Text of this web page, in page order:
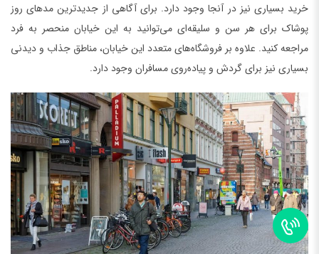
خرید بسیاری نیز در آنجا وجود دارد. برای آگاهی از جدیدترین مدهای روز
پوشاک برای هر سن و سلیقه‌ای می‌توانید به این خیابان منحصر به فرد
مراجعه کنید. علاوه بر فروشگاه‌های متعدد این خیابان، مناطق جذاب و دیدنی
بسیاری نیز برای گردش و پیاده‌روی مسافران وجود دارد.